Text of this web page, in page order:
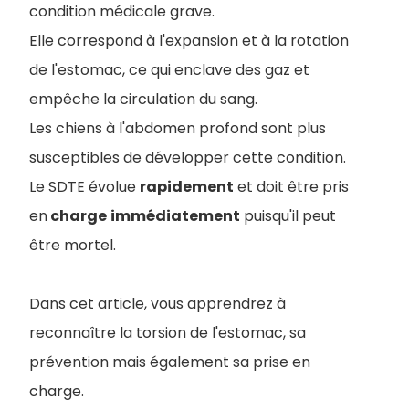
condition médicale grave.
Elle correspond à l'expansion et à la rotation
de l'estomac, ce qui enclave des gaz et
empêche la circulation du sang.
Les chiens à l'abdomen profond sont plus
susceptibles de développer cette condition.
Le SDTE évolue rapidement et doit être pris
encharge immédiatement puisqu'il peut
être mortel.
Dans cet article, vous apprendrez à
reconnaître la torsion de l'estomac, sa
prévention mais également sa prise en
charge.